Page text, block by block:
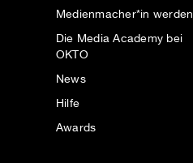
Medienmacher*in werden
Die Media Academy bei
OKTO
News
Hilfe
Awards